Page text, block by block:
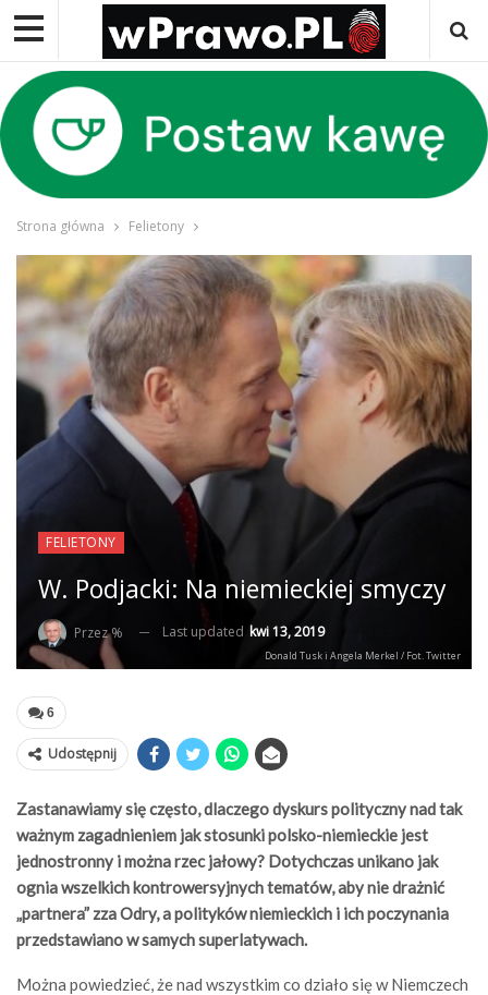
Strona główna Felietony
FELIETONY
W. Podjacki: Na niemieckiej smyczy
Przez % Last updated kwi 13, 2019
Donald Tusk i Angela Merkel / Fot. Twitter
6
Udostępnij
Zastanawiamy się często, dlaczego dyskurs polityczny nad tak
ważnym zagadnieniem jak stosunki polsko-niemieckie jest
jednostronny i można rzec jałowy? Dotychczas unikano jak
ognia wszelkich kontrowersyjnych tematów, aby nie drażnić
„partnera” zza Odry, a polityków niemieckich i ich poczynania
przedstawiano w samych superlatywach.
Można powiedzieć, że nad wszystkim co działo się w Niemczech